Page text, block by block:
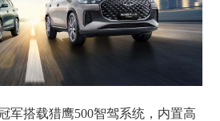
军搭载猎鹰500智驾系统，内置高